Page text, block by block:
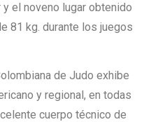
el noveno lugar obtenido
81 kg. durante los juegos
de Judo exhibe
y regional, en todas
cuerpo técnico de